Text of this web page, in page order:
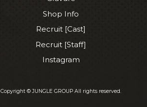
Shop Info
Recruit [Cast]
Recruit [Staff]
Instagram
Copyright © JUNGLE GROUP All rights reserved.